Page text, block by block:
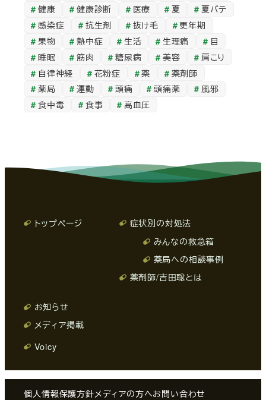
健康
健康診断 医療 夏
夏バテ
感染症
抗生剤 抜け毛
更年期
果物
熱中症 生活 生理痛
目
睡眠
筋肉 糖尿病 美容
肩こり
自律神経
花粉症 薬
薬剤師
薬局
運動 頭痛 頭痛薬
風邪
食中毒
食事 高血圧
トップページ
症状別の対処法
みんなの救急箱
薬局への相談事例
薬剤師/吉田聡とは
お知らせ
メディア掲載
Voicy
個人情報保護方針メディアの方へお問い合わせ